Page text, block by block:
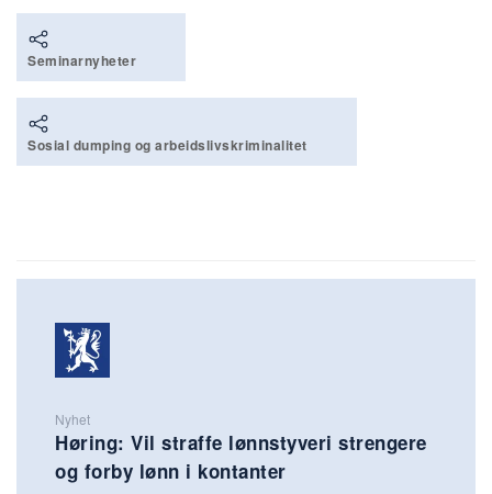
Seminarnyheter
Sosial dumping og arbeidslivskriminalitet
Nyhet
Høring: Vil straffe lønnstyveri strengere
og forby lønn i kontanter